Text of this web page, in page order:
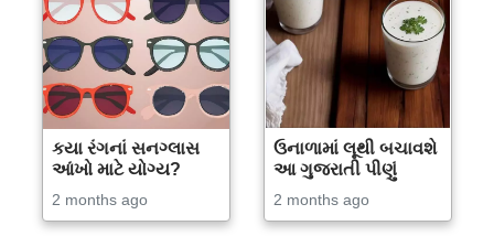
કયા રંગનાં સનગ્લાસ
આંખો માટે યોગ્ય?
2 months ago
ઉનાળામાં લૂથી બચાવશે
આ ગુજરાતી પીણું
2 months ago